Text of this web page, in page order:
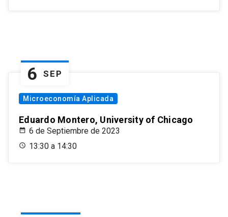
6 SEP
Microeconomía Aplicada
Eduardo Montero, University of Chicago
6 de Septiembre de 2023
13:30 a 14:30